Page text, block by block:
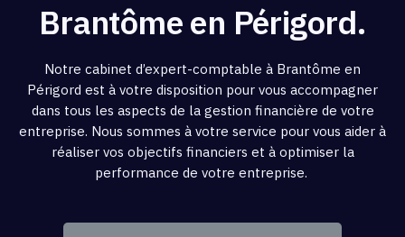
Brantôme en Périgord.
Notre cabinet d’expert-comptable à Brantôme en
Périgord est à votre disposition pour vous accompagner
dans tous les aspects de la gestion financière de votre
entreprise. Nous sommes à votre service pour vous aider à
réaliser vos objectifs financiers et à optimiser la
performance de votre entreprise.